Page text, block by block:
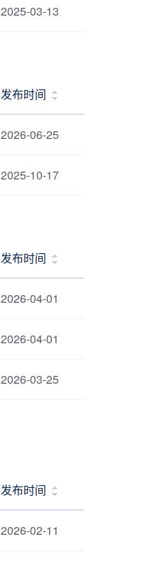
2025-03-13
发布时间
2026-06-25
2025-10-17
发布时间
2026-04-01
2026-04-01
2026-03-25
发布时间
2026-02-11